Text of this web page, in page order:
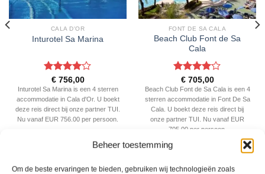
Beheer toestemming
Om de beste ervaringen te bieden, gebruiken wij technologieën zoals
CALA D'OR
Inturotel Sa Marina
Gewaardeerd
4uit 5
€756,00
Inturotel Sa Marina is een 4 sterren
accommodatie in Cala d'Or. U boekt
deze reis direct bij onze partner TUI.
Nu vanaf EUR 756.00 per persoon.
PRIJZEN EN BOEKEN
FONT DE SA CALA
Beach Club Font de Sa
Cala
Gewaardeerd
4 uit 5
€705,00
Beach Club Font de Sa Cala is een 4
sterren accommodatie in Font De Sa
Cala. U boekt deze reis direct bij
onze partner TUI. Nu vanaf EUR
705.00 per persoon.
PRIJZEN EN BOEKEN